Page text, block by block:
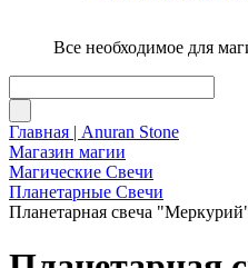
Все необходимое для
Главная | Anuran Stone
Магазин магии
Магические Свечи
Планетарные Свечи
Планетарная свеча